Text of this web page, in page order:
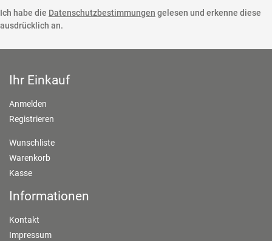
Ich habe die Datenschutzbestimmungen gelesen und erkenne diese
ausdrücklich an.
Ihr Einkauf
Anmelden
Registrieren
Wunschliste
Warenkorb
Kasse
Informationen
Kontakt
Impressum